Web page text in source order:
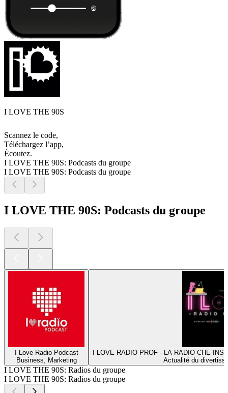
I LOVE THE 90S
Scannez le code,
Téléchargez l’app,
Écoutez.
I LOVE THE 90S: Podcasts du groupe
I LOVE THE 90S: Podcasts du groupe
I LOVE THE 90S: Podcasts du groupe
I Love Radio Podcast
Business, Marketing
I LOVE RADIO PROF - LA RADIO CHE
Actualité du
I LOVE THE 90S: Radios du groupe
I LOVE THE 90S: Radios du groupe